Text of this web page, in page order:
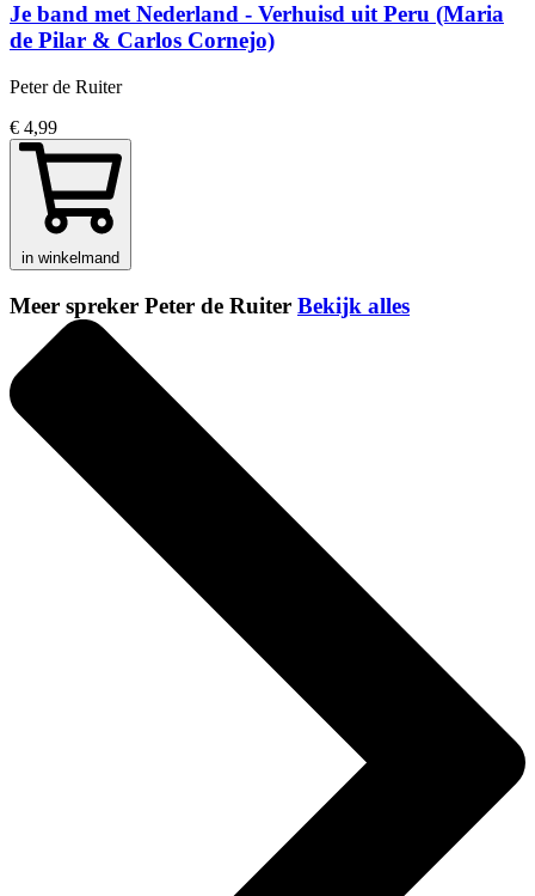
Je band met Nederland - Verhuisd uit Peru (Maria
de Pilar & Carlos Cornejo)
Peter de Ruiter
€ 4,99
in winkelmand
Meer spreker Peter de Ruiter Bekijk alles